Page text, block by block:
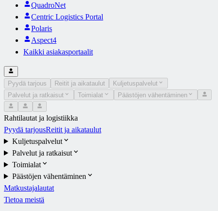
QuadroNet
Centric Logistics Portal
Polaris
Aspect4
Kaikki asiakasportaalit
Pyydä tarjous Reitit ja aikataulut
Kuljetuspalvelut
Palvelut ja ratkaisut
Toimialat Päästöjen vähentäminen
Rahtilautat ja logistiikka
Pyydä tarjousReitit ja aikataulut
Kuljetuspalvelut
Palvelut ja ratkaisut
Toimialat
Päästöjen vähentäminen
Matkustajalautat
Tietoa meistä